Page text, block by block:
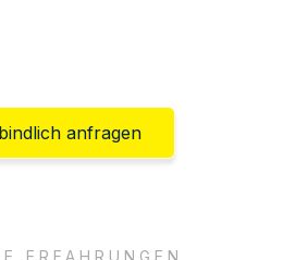
anfragen
ERFAHRUNGEN